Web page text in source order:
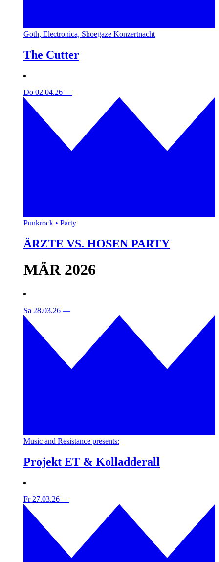
Goth, Electronica, Shoegaze Konzertnacht
The Cutter
Do 02.04.26 —
Punkrock • Party
ÄRZTE VS. HOSEN PARTY
MÄR 2026
Sa 28.03.26 —
Music and Resistance presents:
Projekt ET & Kolladderall
Fr 27.03.26 —